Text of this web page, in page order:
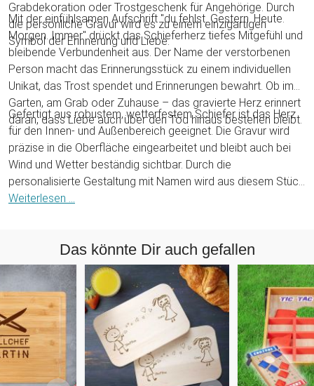
Grabdekoration oder Trostgeschenk für Angehörige. Durch
die persönliche Gravur wird es zu einem einzigartigen
Symbol der Erinnerung und Liebe.
Mit der einfühlsamen Aufschrift "du fehlst. Gestern. Heute.
Morgen. Immer" drückt das Schieferherz tiefes Mitgefühl und
bleibende Verbundenheit aus. Der Name der verstorbenen
Person macht das Erinnerungsstück zu einem individuellen
Unikat, das Trost spendet und Erinnerungen bewahrt. Ob im
Garten, am Grab oder Zuhause – das gravierte Herz erinnert
daran, dass Liebe auch über den Tod hinaus bestehen bleibt.
Gefertigt aus robustem, wetterfestem Schiefer ist das Herz
für den Innen- und Außenbereich geeignet. Die Gravur wird
präzise in die Oberfläche eingearbeitet und bleibt auch bei
Wind und Wetter beständig sichtbar. Durch die
personalisierte Gestaltung mit Namen wird aus diesem Stück
Naturstein ein bleibendes Andenken, das Trost spendet,
Weiterlesen ...
Das könnte Dir auch gefallen